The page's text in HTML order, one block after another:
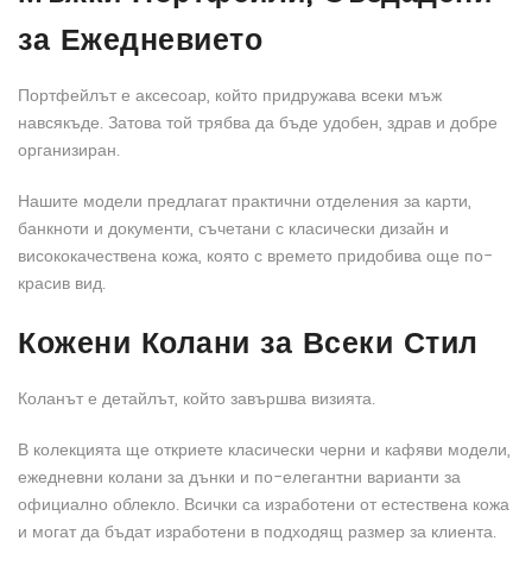
за Ежедневието
Портфейлът е аксесоар, който придружава всеки мъж
навсякъде. Затова той трябва да бъде удобен, здрав и добре
организиран.
Нашите модели предлагат практични отделения за карти,
банкноти и документи, съчетани с класически дизайн и
висококачествена кожа, която с времето придобива още по-
красив вид.
Кожени Колани за Всеки Стил
Коланът е детайлът, който завършва визията.
В колекцията ще откриете класически черни и кафяви модели,
ежедневни колани за дънки и по-елегантни варианти за
официално облекло. Всички са изработени от естествена кожа
и могат да бъдат изработени в подходящ размер за клиента.